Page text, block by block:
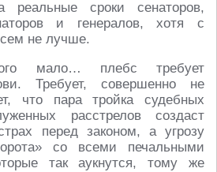
реальные сроки сенаторов,
и генералов, хотя с
не лучше.
мало… плебс требует
Требует, совершенно не
что пара тройка судебных
расстрелов создаст
перед законом, а угрозу
со всеми печальными
так аукнутся, тому же